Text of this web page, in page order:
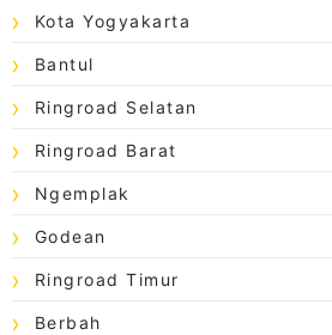
Kota Yogyakarta
Bantul
Ringroad Selatan
Ringroad Barat
Ngemplak
Godean
Ringroad Timur
Berbah